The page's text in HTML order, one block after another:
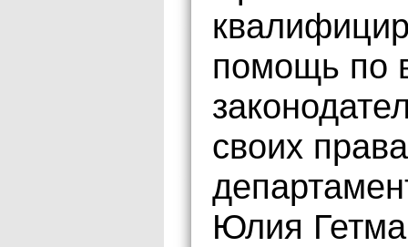
помощь по
своих
Юлия